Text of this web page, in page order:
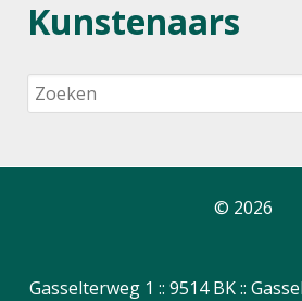
Kunstenaars
© 2026
Gasselterweg 1 :: 9514 BK ::